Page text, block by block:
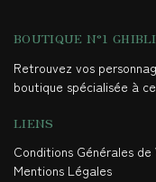
BOUTIQUE N°1 GHIBLI
Retrouvez vos
boutique spécialisée à
LIENS
Conditions Générales de
Mentions Légales